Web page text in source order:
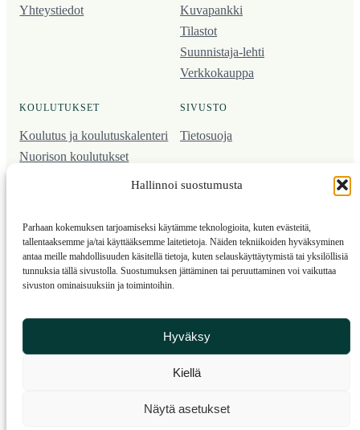
Hallinnoi suostumusta
Parhaan kokemuksen tarjoamiseksi käytämme teknologioita, kuten evästeitä,
tallentaaksemme ja/tai käyttääksemme laitetietoja. Näiden tekniikoiden hyväksyminen
antaa meille mahdollisuuden käsitellä tietoja, kuten selauskäyttäytymistä tai yksilöllisiä
tunnuksia tällä sivustolla. Suostumuksen jättäminen tai peruuttaminen voi vaikuttaa
sivuston ominaisuuksiin ja toimintoihin.
Hyväksy
Kiellä
Näytä asetukset
Yhteystiedot
Kuvapankki
Tilastot
Suunnistaja-lehti
Verkkokauppa
KOULUTUKSET
Koulutus ja koulutus­kalenteri
Nuorison koulutukset
Ratamestari
SIVUSTO
Tietosuoja
© 2025 ·
Suomen Suunnistusliitto
· Valimotie 10, 00380 Helsinki, Finland
info(a)suunnistusliitto.fi,Rastilipun asiat: rastilippu(a)suunnistusliitto.fi
Kilpailut ja kuntorastit – Rastilippu:::Rastilipun ohjeet